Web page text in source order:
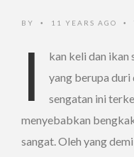
BY • 11 YEARS AGO •
I
kan keli dan ikan
yang berupa duri
sengatan ini
menyebabkan
sangat. Oleh yang